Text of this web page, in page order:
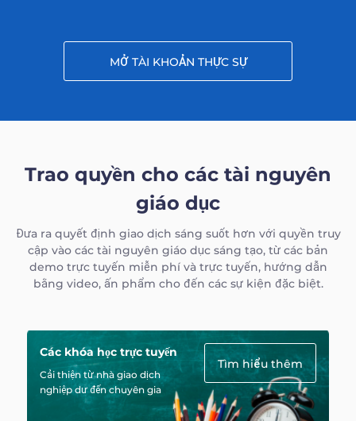
MỞ TÀI KHOẢN THỰC SỰ
Trao quyền cho các tài nguyên
giáo dục
Đưa ra quyết định giao dịch sáng suốt hơn với quyền truy
cập vào các tài nguyên giáo dục sáng tạo, từ các bản
demo trực tuyến miễn phí và trực tuyến, hướng dẫn
bằng video, ấn phẩm cho đến các sự kiện đặc biệt.
Các khóa học trực tuyến
Cải thiện từ nhà giao dịch
nghiệp dư đến chuyên gia
Tìm hiểu thêm